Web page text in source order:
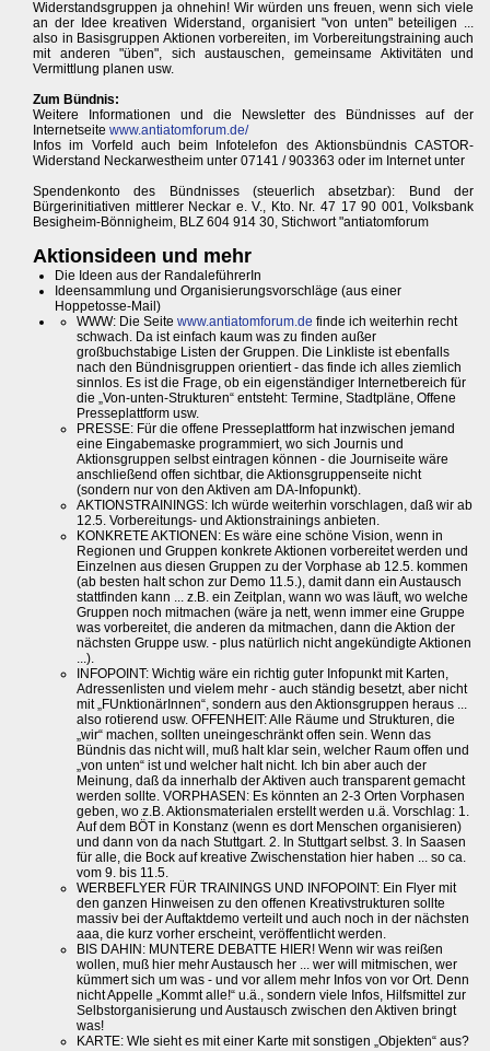
Widerstandsgruppen ja ohnehin! Wir würden uns freuen, wenn sich viele
an der Idee kreativen Widerstand, organisiert "von unten" beteiligen ...
also in Basisgruppen Aktionen vorbereiten, im Vorbereitungstraining auch
mit anderen "üben", sich austauschen, gemeinsame Aktivitäten und
Vermittlung planen usw.
Zum Bündnis:
Weitere Informationen und die Newsletter des Bündnisses auf der
Internetseite www.antiatomforum.de/
Infos im Vorfeld auch beim Infotelefon des Aktionsbündnis CASTOR-
Widerstand Neckarwestheim unter 07141 / 903363 oder im Internet unter
Spendenkonto des Bündnisses (steuerlich absetzbar): Bund der
Bürgerinitiativen mittlerer Neckar e. V., Kto. Nr. 47 17 90 001, Volksbank
Besigheim-Bönnigheim, BLZ 604 914 30, Stichwort "antiatomforum
Aktionsideen und mehr
Die Ideen aus der RandaleführerIn
Ideensammlung und Organisierungsvorschläge (aus einer
Hoppetosse-Mail)
WWW: Die Seite www.antiatomforum.de finde ich weiterhin recht
schwach. Da ist einfach kaum was zu finden außer
großbuchstabige Listen der Gruppen. Die Linkliste ist ebenfalls
nach den Bündnisgruppen orientiert - das finde ich alles ziemlich
sinnlos. Es ist die Frage, ob ein eigenständiger Internetbereich für
die „Von-unten-Strukturen“ entsteht: Termine, Stadtpläne, Offene
Presseplattform usw.
PRESSE: Für die offene Presseplattform hat inzwischen jemand
eine Eingabemaske programmiert, wo sich Journis und
Aktionsgruppen selbst eintragen können - die Journiseite wäre
anschließend offen sichtbar, die Aktionsgruppenseite nicht
(sondern nur von den Aktiven am DA-Infopunkt).
AKTIONSTRAININGS: Ich würde weiterhin vorschlagen, daß wir ab
12.5. Vorbereitungs- und Aktionstrainings anbieten.
KONKRETE AKTIONEN: Es wäre eine schöne Vision, wenn in
Regionen und Gruppen konkrete Aktionen vorbereitet werden und
Einzelnen aus diesen Gruppen zu der Vorphase ab 12.5. kommen
(ab besten halt schon zur Demo 11.5.), damit dann ein Austausch
stattfinden kann ... z.B. ein Zeitplan, wann wo was läuft, wo welche
Gruppen noch mitmachen (wäre ja nett, wenn immer eine Gruppe
was vorbereitet, die anderen da mitmachen, dann die Aktion der
nächsten Gruppe usw. - plus natürlich nicht angekündigte Aktionen
...).
INFOPOINT: Wichtig wäre ein richtig guter Infopunkt mit Karten,
Adressenlisten und vielem mehr - auch ständig besetzt, aber nicht
mit „FUnktionärInnen“, sondern aus den Aktionsgruppen heraus ...
also rotierend usw. OFFENHEIT: Alle Räume und Strukturen, die
„wir“ machen, sollten uneingeschränkt offen sein. Wenn das
Bündnis das nicht will, muß halt klar sein, welcher Raum offen und
„von unten“ ist und welcher halt nicht. Ich bin aber auch der
Meinung, daß da innerhalb der Aktiven auch transparent gemacht
werden sollte. VORPHASEN: Es könnten an 2-3 Orten Vorphasen
geben, wo z.B. Aktionsmaterialen erstellt werden u.ä. Vorschlag: 1.
Auf dem BÖT in Konstanz (wenn es dort Menschen organisieren)
und dann von da nach Stuttgart. 2. In Stuttgart selbst. 3. In Saasen
für alle, die Bock auf kreative Zwischenstation hier haben ... so ca.
vom 9. bis 11.5.
WERBEFLYER FÜR TRAININGS UND INFOPOINT: Ein Flyer mit
den ganzen Hinweisen zu den offenen Kreativstrukturen sollte
massiv bei der Auftaktdemo verteilt und auch noch in der nächsten
aaa, die kurz vorher erscheint, veröffentlicht werden.
BIS DAHIN: MUNTERE DEBATTE HIER! Wenn wir was reißen
wollen, muß hier mehr Austausch her ... wer will mitmischen, wer
kümmert sich um was - und vor allem mehr Infos von vor Ort. Denn
nicht Appelle „Kommt alle!“ u.ä., sondern viele Infos, Hilfsmittel zur
Selbstorganisierung und Austausch zwischen den Aktiven bringt
was!
KARTE: WIe sieht es mit einer Karte mit sonstigen „Objekten“ aus?